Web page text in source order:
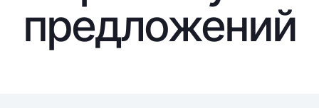
Возможно все
До востребования USD
UzCard/HUMO
Visa
предложений